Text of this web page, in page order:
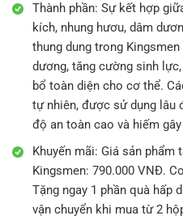
Thành phần: Sự kết hợp
kích, nhung hươu, dâm
thung dung trong
dương, tăng cường sinh
bổ toàn diện cho cơ thể.
tự nhiên, được sử dụng lâu
độ an toàn cao và hiếm
Khuyến mãi: Giá sản phẩm
Kingsmen: 790.000 VNĐ.
Tặng ngay 1 phần quà hấp
vận chuyển khi mua từ 2